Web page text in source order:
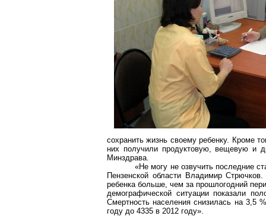
сохранить жизнь своему ребенку. Кроме
них получили продуктовую, вещевую и
Минздрава.
«Не могу не озвучить последние
Пензенской области ВладимирСтрючков.
ребенка больше, чем за прошлогодний
демографической ситуации показали
Смертность населения снизилась на 3,5
году до 4335 в 2012 году».